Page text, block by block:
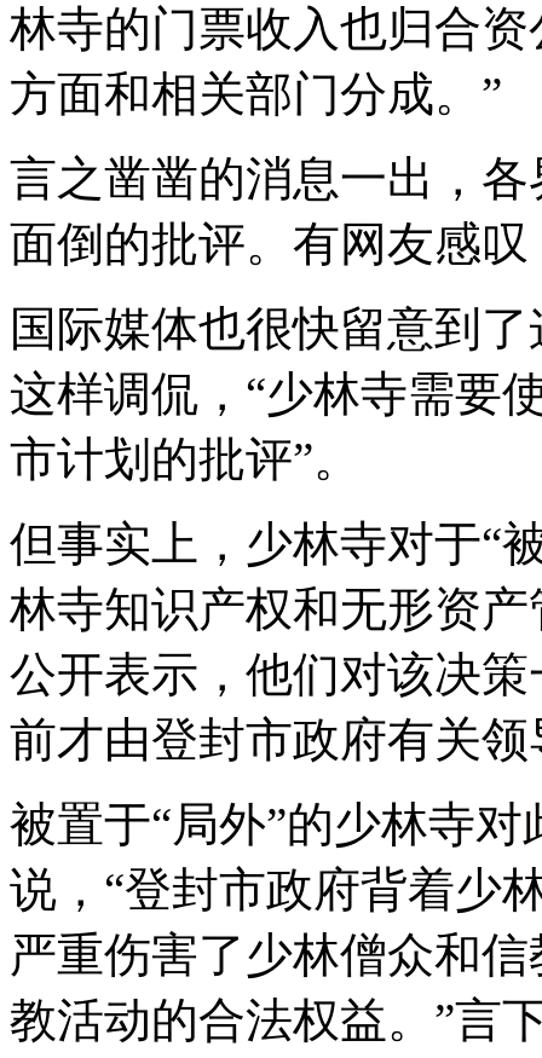
林寺的门票收入也归合
方面和相关部门分成。”
言之凿凿的消息一出，
面倒的批评。有网友感
国际媒体也很快留意到
这样调侃，“少林寺需要
市计划的批评”。
但事实上，少林寺对于“
林寺知识产权和无形资
公开表示，他们对该决
前才由登封市政府有关
被置于“局外”的少林寺
说，“登封市政府背着少
严重伤害了少林僧众和
教活动的合法权益。”言